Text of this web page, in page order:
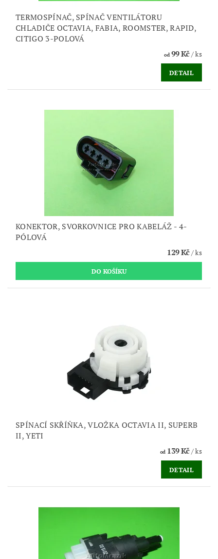
TERMOSPÍNAČ, SPÍNAČ VENTILÁTORU
CHLADIČE OCTAVIA, FABIA, ROOMSTER, RAPID,
CITIGO 3-POLOVÁ
od99 Kč/ ks
DETAIL
KONEKTOR, SVORKOVNICE PRO KABELÁŽ - 4-
PÓLOVÁ
129 Kč/ ks
SPÍNACÍ SKŘÍŇKA, VLOŽKA OCTAVIA II, SUPERB
II, YETI
od139 Kč/ ks
DETAIL